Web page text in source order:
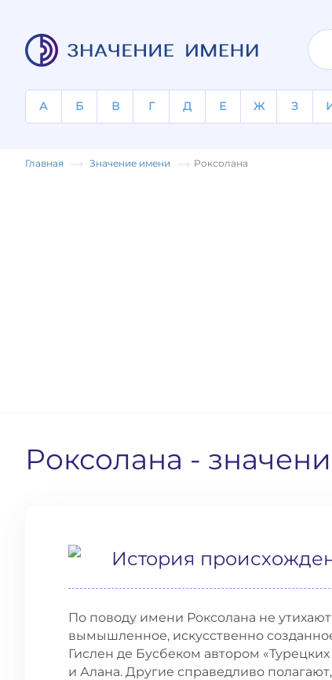
А Б В Г Д Е Ж З
Главная Значение имени Роксолана
Роксолана -
История
По поводу имени Роксолана не
вымышленное, искусственно
Гислен де Бусбеком автором
и Алана. Другие справедливо